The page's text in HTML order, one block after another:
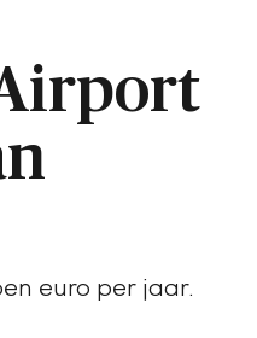
euro per jaar.